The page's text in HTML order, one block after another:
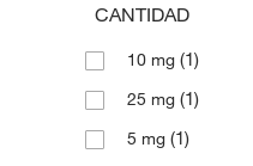
CANTIDAD
10 mg (1)
25 mg (1)
5 mg (1)